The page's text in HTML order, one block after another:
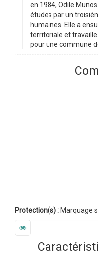
en 1984, Odile
études par un
humaines. Elle a
territoriale et travaille
pour une commune
Protection(s) :Marquage